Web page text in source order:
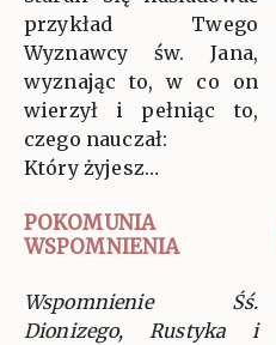
przykład Twego
Wyznawcy św. Jana,
wyznając to, w co on
wierzył i pełniąc to,
czego nauczał:
Który żyjesz…
POKOMUNIA
WSPOMNIENIA
Wspomnienie Śś.
Dionizego, Rustyka i